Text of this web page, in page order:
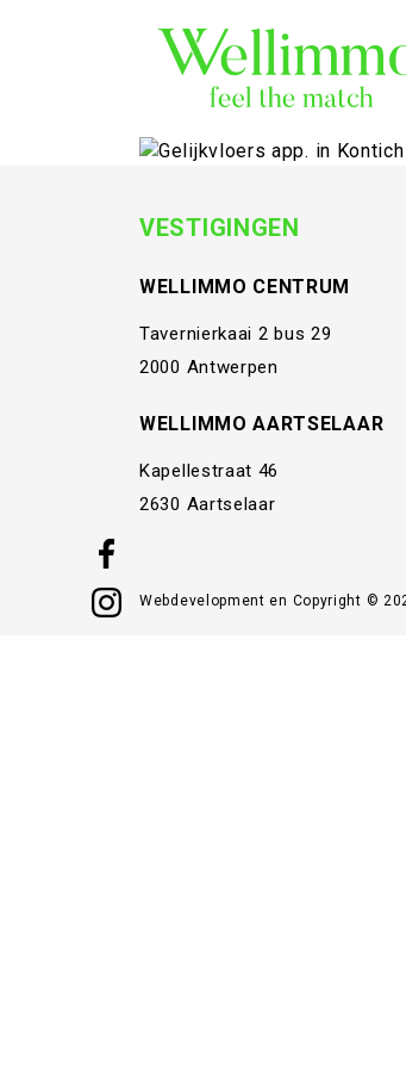
VESTIGINGEN
WELLIMMO CENTRUM
Tavernierkaai 2 bus 29
2000 Antwerpen
WELLIMMO AARTSELAAR
Kapellestraat 46
2630 Aartselaar
Webdevelopment en Copyright ©